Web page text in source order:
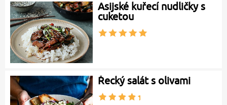
Asijské kuřecí nudličky s
cuketou
Řecký salát s olivami